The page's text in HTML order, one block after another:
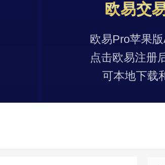
欧易交
欧易Pro苹果
点击欧易注册
可本地下载